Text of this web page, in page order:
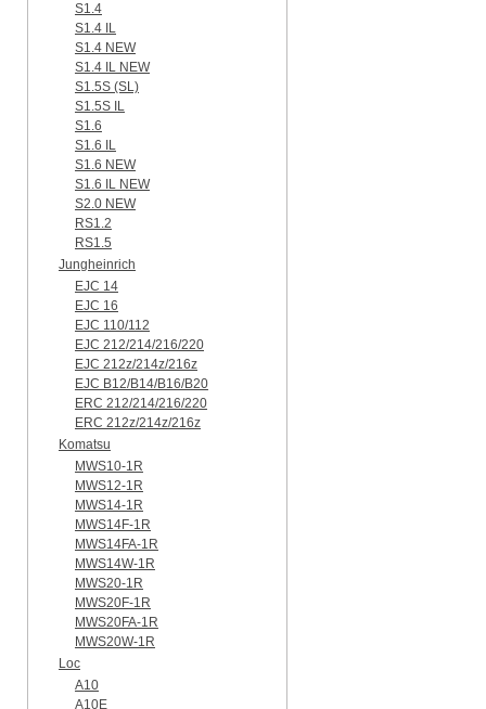
S1.4
S1.4 IL
S1.4 NEW
S1.4 IL NEW
S1.5S (SL)
S1.5S IL
S1.6
S1.6 IL
S1.6 NEW
S1.6 IL NEW
S2.0 NEW
RS1.2
RS1.5
Jungheinrich
EJC 14
EJC 16
EJC 110/112
EJC 212/214/216/220
EJC 212z/214z/216z
EJC B12/B14/B16/B20
ERC 212/214/216/220
ERC 212z/214z/216z
Komatsu
MWS10-1R
MWS12-1R
MWS14-1R
MWS14F-1R
MWS14FA-1R
MWS14W-1R
MWS20-1R
MWS20F-1R
MWS20FA-1R
MWS20W-1R
Loc
A10
A10E